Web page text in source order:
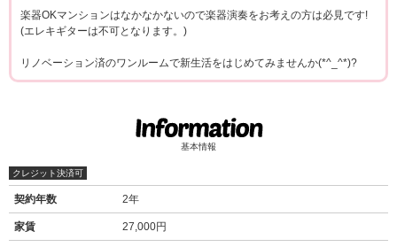
楽器OKマンションはなかなかないので楽器演奏をお考えの方は必見です!
(エレキギターは不可となります。)
リノベーション済のワンルームで新生活をはじめてみませんか(*^_^*)?
基本情報
クレジット決済可
契約年数 2年
家賃 27,000円